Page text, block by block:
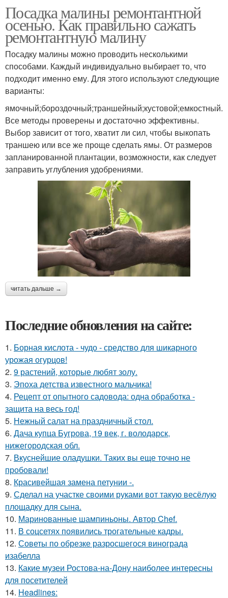
Посадка малины ремонтантной
осенью. Как правильно сажать
ремонтантную малину
Посадку малины можно проводить несколькими
способами. Каждый индивидуально выбирает то, что
подходит именно ему. Для этого используют следующие
варианты:
ямочный;бороздочный;траншейный;кустовой;емкостный.
Все методы проверены и достаточно эффективны.
Выбор зависит от того, хватит ли сил, чтобы выкопать
траншею или все же проще сделать ямы. От размеров
запланированной плантации, возможности, как следует
заправить углубления удобрениями.
читать дальше →
Последние обновления на сайте:
1. Борная кислота - чудо - средство для шикарного
урожая огурцов!
2. 9 растений, которые любят золу.
3. Эпоха детства известного мальчика!
4. Рецепт от опытного садовода: одна обработка -
защита на весь год!
5. Нежный салат на праздничный стол.
6. Дача купца Бугрова, 19 век, г. володарск,
нижегородская обл.
7. Вкуснейшие оладушки. Таких вы еще точно не
пробовали!
8. Красивейшая замена петунии -.
9. Сделал на участке своими руками вот такую весёлую
площадку для сына.
10. Маринованные шампиньоны. Автор Chef.
11. В соцсетях появились трогательные кадры.
12. Советы по обрезке разросшегося винограда
изабелла
13. Какие музеи Ростова-на-Дону наиболее интересны
для посетителей
14. Headlines: